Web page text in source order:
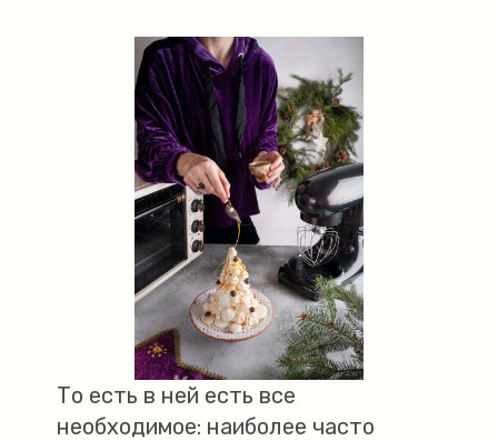
То есть в ней есть все
необходимое: наиболее часто